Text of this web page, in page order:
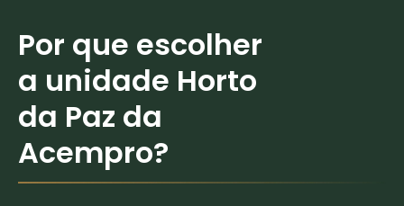
Por que escolher
a unidade Horto
da Paz da
Acempro?